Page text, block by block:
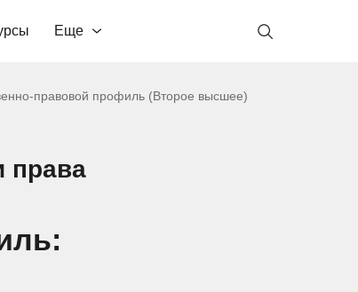
Еще
правовой профиль (Второе высшее)
права